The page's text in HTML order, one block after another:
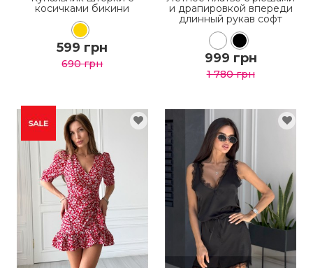
КУПИТЬ
ПОДРОБНЕЕ
косичками бикини
599 грн
690 грн
КУПИТЬ
ПОДРОБНЕЕ
и драпировкой впереди
длинный рукав софт
999 грн
1 780 грн